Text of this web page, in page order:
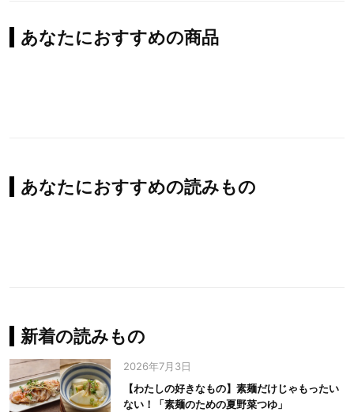
あなたにおすすめの商品
あなたにおすすめの読みもの
新着の読みもの
2026年7月3日
【わたしの好きなもの】素麺だけじゃもったい
ない！「素麺のための夏野菜つゆ」